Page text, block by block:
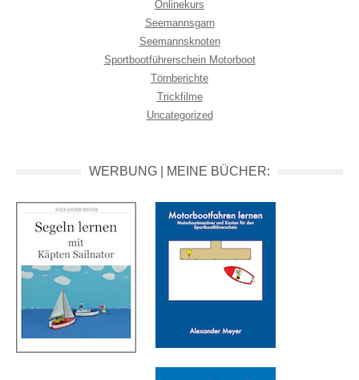
Onlinekurs
Seemannsgarn
Seemannsknoten
Sportbootführerschein Motorboot
Törnberichte
Trickfilme
Uncategorized
WERBUNG | MEINE BÜCHER: